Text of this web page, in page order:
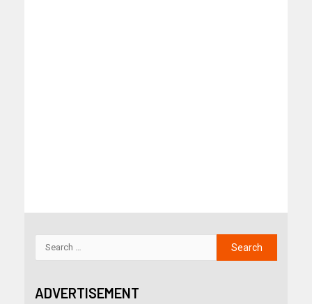
ADVERTISEMENT